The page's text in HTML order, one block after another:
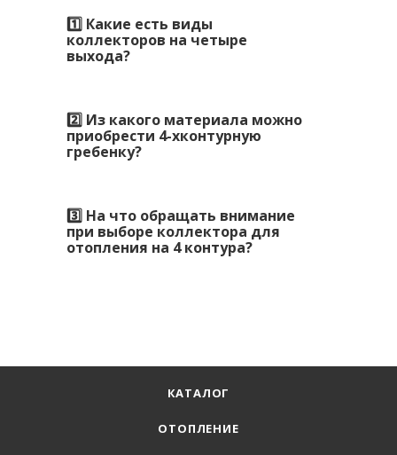
1️⃣ Какие есть виды
коллекторов на четыре
выхода?
2️⃣ Из какого материала можно
приобрести 4-хконтурную
гребенку?
3️⃣ На что обращать внимание
при выборе коллектора для
отопления на 4 контура?
КАТАЛОГ
ОТОПЛЕНИЕ